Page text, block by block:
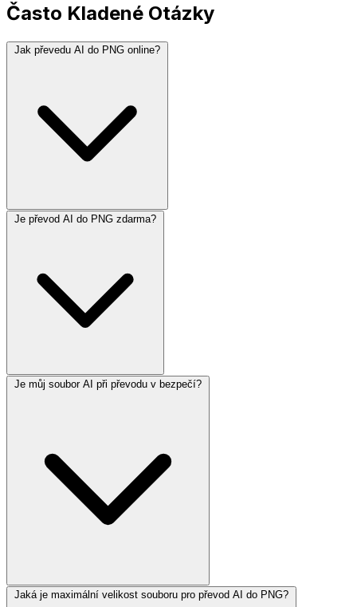
Často Kladené Otázky
Jak převedu AI do PNG online?
Je převod AI do PNG zdarma?
Je můj soubor AI při převodu v bezpečí?
Jaká je maximální velikost souboru pro převod AI do PNG?